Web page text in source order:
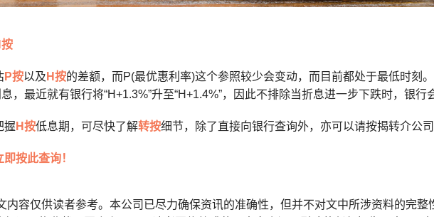
P按以及 H按的差额，而P(最优惠利率)这个参照较少会变动，而目前都处于最低时刻
，最近就有银行将“H+1.3%”升至“H+1.4%”，因此不排除当折息进一步下跌时，银行
握 H按低息期，可尽快了解转按细节，除了直接向银行查询外，亦可以请按揭转介公司
按此查询！
内容仅供读者参考。本公司已尽力确保资讯的准确性，但并不对文中所涉资料的完整